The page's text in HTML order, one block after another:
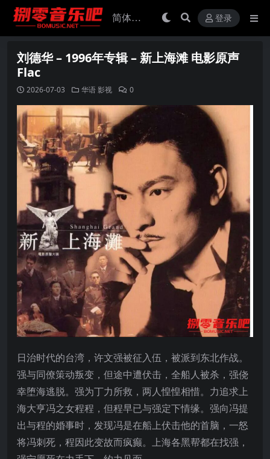
登录
刘德华 – 1996年专辑 – 新上海滩 电影原声
Flac
2026-07-03 华语影视 0
日治时代的台湾，许文强被征入伍，被派到东北作战。
强与同僚策动叛变，但途中遭伏击，全船人被杀，强侥
幸堕海逃脱。强为丁力所救，两人惶惶相惜。力追求上
海大亨冯之女程程，但程早已与强定下情缘。强向冯提
出与程的婚事时，发现冯是在船上伏击他的首脑，一怒
将冯刺死，程因此变故而疯癫。上海各黑帮都在找强，